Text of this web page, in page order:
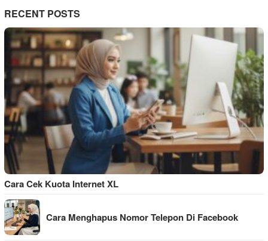
RECENT POSTS
Cara Cek Kuota Internet XL
Cara Menghapus Nomor Telepon Di Facebook